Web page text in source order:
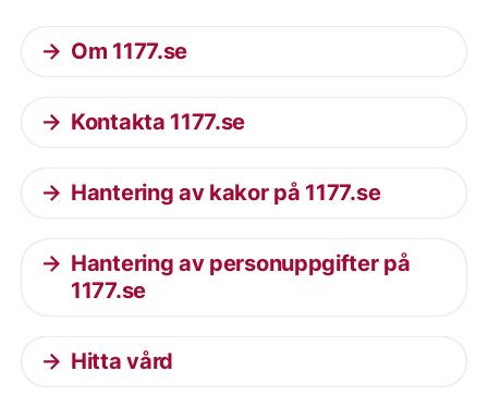
Om 1177.se
Kontakta 1177.se
Hantering av kakor på 1177.se
Hantering av personuppgifter på
1177.se
Hitta vård